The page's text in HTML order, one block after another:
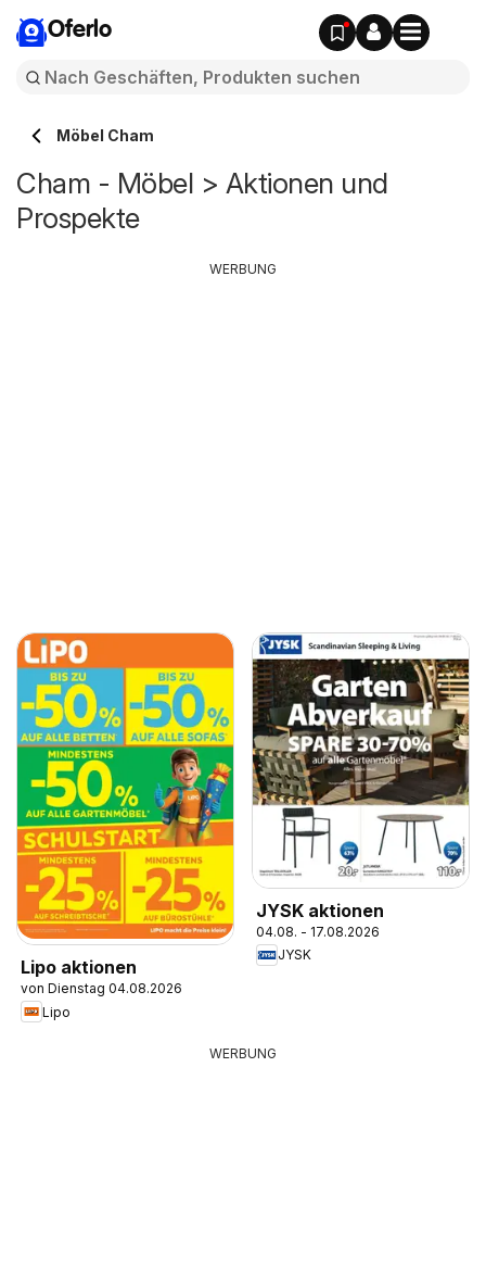
Oferlo
Möbel Cham
Cham - Möbel > Aktionen und
Prospekte
Lipo aktionen
von Dienstag 04.08.2026
Lipo
JYSK aktionen
04.08. - 17.08.2026
JYSK
WERBUNG
WERBUNG